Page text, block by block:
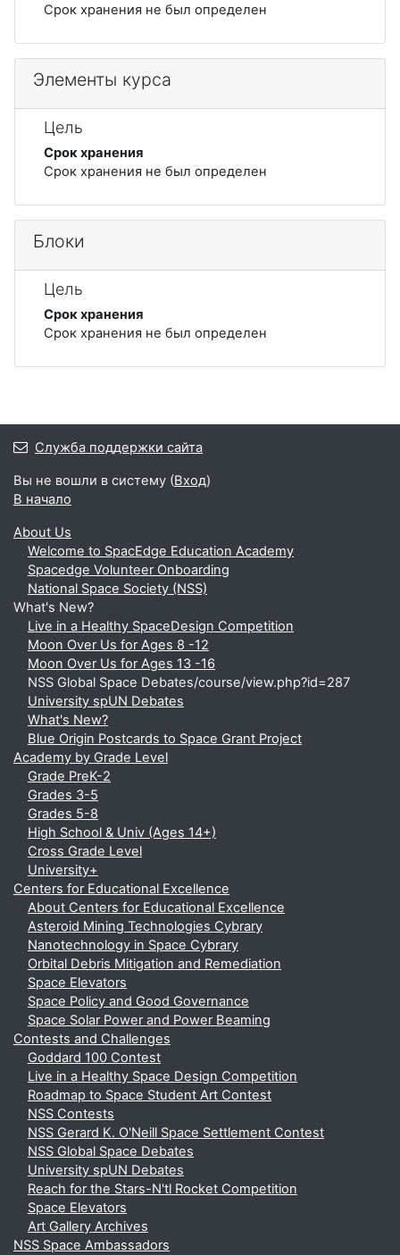
Срок хранения не был определен
Элементы курса
Цель
Срок хранения
Срок хранения не был определен
Блоки
Цель
Срок хранения
Срок хранения не был определен
Служба поддержки сайта
Вы не вошли в систему (Вход)
В начало
About Us
Welcome to SpacEdge Education Academy
Spacedge Volunteer Onboarding
National Space Society (NSS)
What's New?
Live in a Healthy SpaceDesign Competition
Moon Over Us for Ages 8 -12
Moon Over Us for Ages 13 -16
NSS Global Space Debates/course/view.php?id=287
University spUN Debates
What's New?
Blue Origin Postcards to Space Grant Project
Academy by Grade Level
Grade PreK-2
Grades 3-5
Grades 5-8
High School & Univ (Ages 14+)
Cross Grade Level
University+
Centers for Educational Excellence
About Centers for Educational Excellence
Asteroid Mining Technologies Cybrary
Nanotechnology in Space Cybrary
Orbital Debris Mitigation and Remediation
Space Elevators
Space Policy and Good Governance
Space Solar Power and Power Beaming
Contests and Challenges
Goddard 100 Contest
Live in a Healthy Space Design Competition
Roadmap to Space Student Art Contest
NSS Contests
NSS Gerard K. O'Neill Space Settlement Contest
NSS Global Space Debates
University spUN Debates
Reach for the Stars-N'tl Rocket Competition
Space Elevators
Art Gallery Archives
NSS Space Ambassadors